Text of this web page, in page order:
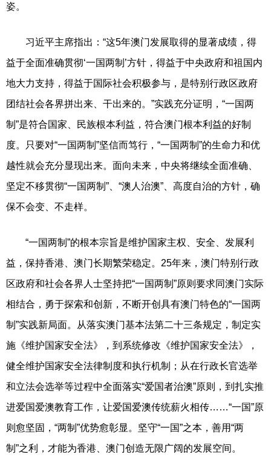
姿。
习近平主席指出：“这5年澳门发展取得的显著成绩，得
益于全面准确贯彻‘一国两制’方针，得益于中央政府和祖国内
地大力支持，得益于国际社会积极参与，是特别行政区政府
团结社会各界拼出来、干出来的。”实践充分证明，“一国两
制”是符合国家、民族根本利益，符合澳门根本利益的好制
度。只要对“一国两制”坚信而笃行，“一国两制”的生命力和优
越性就会充分显现出来。面向未来，中央将继续全面准确、
坚定不移贯彻“一国两制”、“澳人治澳”、高度自治的方针，确
保不会变、不走样。
“一国两制”的根本宗旨是维护国家主权、安全、发展利
益，保持香港、澳门长期繁荣稳定。25年来，澳门特别行政
区政府和社会各界人士坚持把“一国两制”原则要求同澳门实际
相结合，勇于探索和创新，不断开创具有澳门特色的“一国两
制”实践新局面。从落实澳门基本法第二十三条规定，制定实
施《维护国家安全法》，到系统修改《维护国家安全法》，
健全维护国家安全法律制度和执行机制；从在行政长官选举
和立法会选举等过程中全面落实“爱国者治澳”原则，到扎实推
进爱国爱澳教育工作，让爱国爱澳传统薪火相传……“一国”原
则愈坚固，“两制”优势愈彰显。坚守“一国”之本，善用“两
制”之利，才能为香港、澳门创造无限广阔的发展空间。